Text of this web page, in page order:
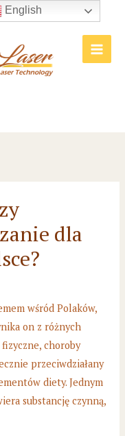
Main
dla
wśród Polaków,
on z różnych
choroby
przeciwdziałany
diety. Jednym
substancję czynną,
English